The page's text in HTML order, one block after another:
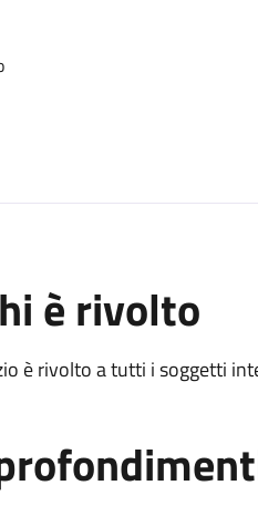
è rivolto
è rivolto a tutti i soggetti